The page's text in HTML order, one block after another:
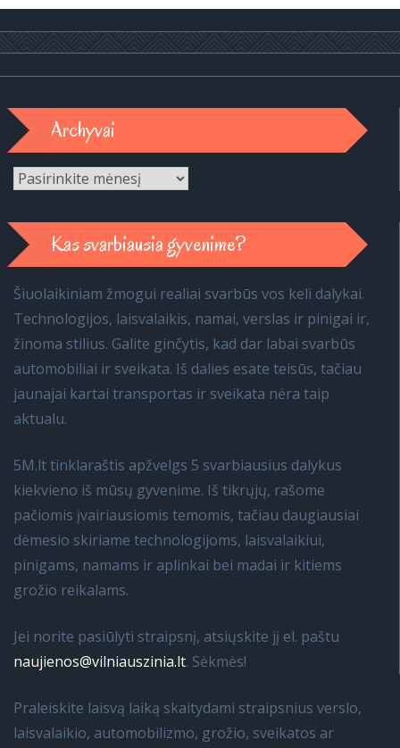
Archyvai
Archyvai
Kas svarbiausia gyvenime?
Šiuolaikiniam žmogui realiai svarbūs vos keli dalykai.
Technologijos, laisvalaikis, namai, verslas ir pinigai ir,
žinoma stilius. Galite ginčytis, kad dar labai svarbūs
automobiliai ir sveikata. Iš dalies esate teisūs, tačiau
jaunajai kartai transportas ir sveikata nėra taip
aktualu.
5M.lt tinklaraštis apžvelgs 5 svarbiausius dalykus
kiekvieno iš mūsų gyvenime. Iš tikrųjų, rašome
pačiomis įvairiausiomis temomis, tačiau daugiausiai
dėmesio skiriame technologijoms, laisvalaikiui,
pinigams, namams ir aplinkai bei madai ir kitiems
grožio reikalams.
Jei norite pasiūlyti straipsnį, atsiųskite jį el. paštu
naujienos@vilniauszinia.lt. Sėkmės!
Praleiskite laisvą laiką skaitydami straipsnius verslo,
laisvalaikio, automobilizmo, grožio, sveikatos ar